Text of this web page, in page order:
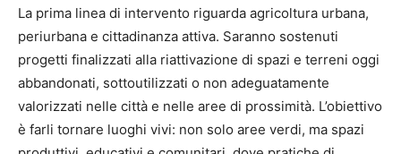
La prima linea di intervento riguarda agricoltura urbana,
periurbana e cittadinanza attiva. Saranno sostenuti
progetti finalizzati alla riattivazione di spazi e terreni oggi
abbandonati, sottoutilizzati o non adeguatamente
valorizzati nelle città e nelle aree di prossimità. L’obiettivo
è farli tornare luoghi vivi: non solo aree verdi, ma spazi